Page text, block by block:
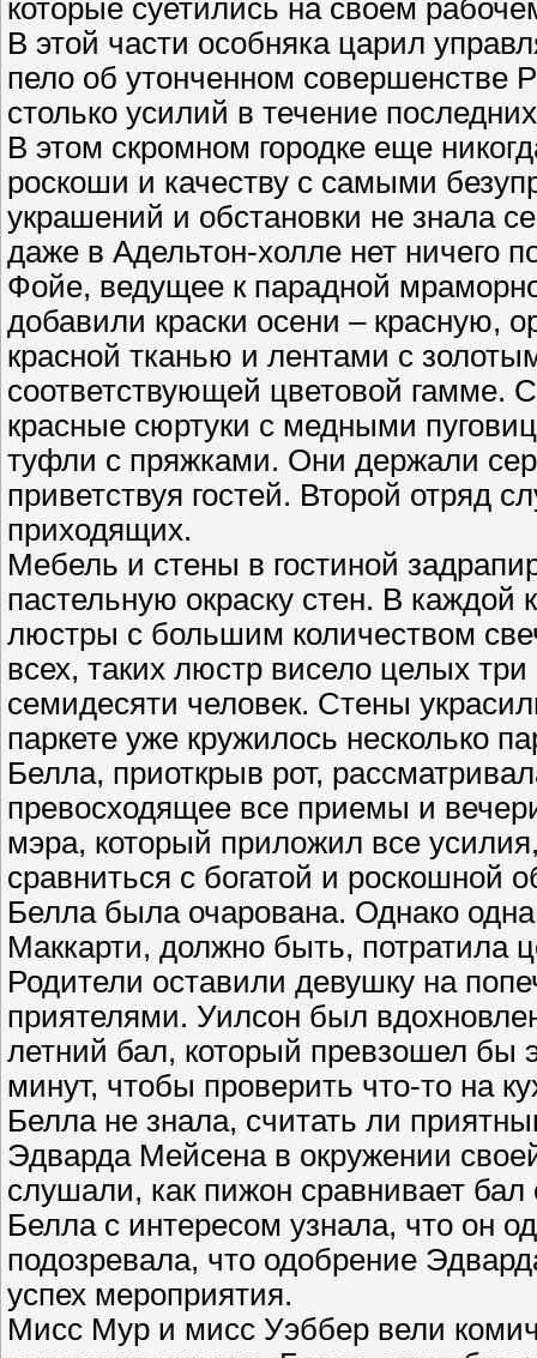
которые суетились на своем
В этой части особняка царил
пело об утонченном совершенстве
столько усилий в течение
В этом скромном городке еще
роскоши и качеству с самыми
украшений и обстановки не знала
даже в Адельтон-холле нет ничего
Фойе, ведущее к парадной
добавили краски осени – красную,
красной тканью и лентами с
соответствующей цветовой гамме.
красные сюртуки с медными
туфли с пряжками. Они держали
приветствуя гостей. Второй отряд
приходящих.
Мебель и стены в гостиной
пастельную окраску стен. В
люстры с большим количеством
всех, таких люстр висело целых
семидесяти человек. Стены
паркете уже кружилось несколько
Белла, приоткрыв рот,
превосходящее все приемы и
мэра, который приложил все
сравниться с богатой и роскошной
Белла была очарована. Однако
Маккарти, должно быть, потратила
Родители оставили девушку на
приятелями. Уилсон был
летний бал, который превзошел бы
минут, чтобы проверить что-то на
Белла не знала, считать ли
Эдварда Мейсена в окружении
слушали, как пижон сравнивает
Белла с интересом узнала, что он
подозревала, что одобрение
успех мероприятия.
Мисс Мур и мисс Уэббер вели